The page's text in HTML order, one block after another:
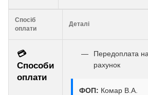
Спосіб
оплати
Деталі
💳
Способи
оплати
Передоплата на
рахунок
ФОП: Комар В.А.